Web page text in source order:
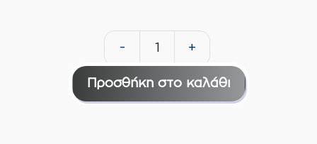
-
Ανυψωτικό
γυψοσανίδας
Mar-
+
Προσθήκη στο καλάθι